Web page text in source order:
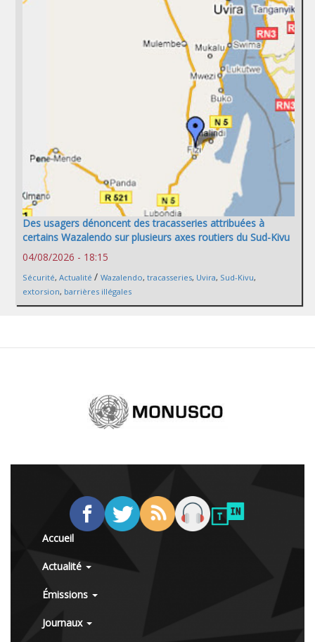
Des usagers dénoncent des tracasseries attribuées à
certains Wazalendo sur plusieurs axes routiers du Sud-Kivu
04/08/2026 - 18:15
Sécurité, Actualité / Wazalendo, tracasseries, Uvira, Sud-Kivu,
extorsion, barrières illégales
Accueil
Actualité
Émissions
Journaux